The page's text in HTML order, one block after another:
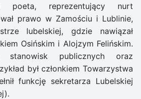
poeta, reprezentujący nurt
prawo w Zamościu i Lublinie,
lubelskiej, gdzie nawiązał
Osińskim i Alojzym Felińskim.
stanowisk publicznych oraz
był członkiem Towarzystwa
funkcję sekretarza Lubelskiej